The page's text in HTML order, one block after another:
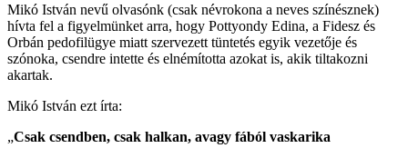
Mikó István nevű olvasónk (csak névrokona a neves színésznek)
hívta fel a figyelmünket arra, hogy Pottyondy Edina, a Fidesz és
Orbán pedofilügye miatt szervezett tüntetés egyik vezetője és
szónoka, csendre intette és elnémította azokat is, akik tiltakozni
akartak.
Mikó István ezt írta:
„Csak csendben, csak halkan, avagy fából vaskarika